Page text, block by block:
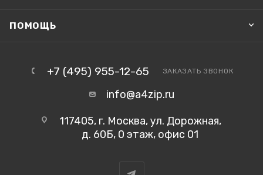
ПОМОЩЬ
+7 (495) 955-12-65 ЗАКАЗАТЬ ЗВОНОК
info@a4zip.ru
117405, г. Москва, ул. Дорожная,
д. 60Б, 0 этаж, офис 01